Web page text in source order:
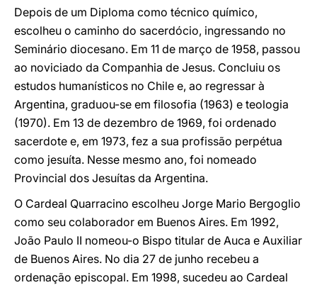
Depois de um Diploma como técnico químico,
escolheu o caminho do sacerdócio, ingressando no
Seminário diocesano. Em 11 de março de 1958, passou
ao noviciado da Companhia de Jesus. Concluiu os
estudos humanísticos no Chile e, ao regressar à
Argentina, graduou-se em filosofia (1963) e teologia
(1970). Em 13 de dezembro de 1969, foi ordenado
sacerdote e, em 1973, fez a sua profissão perpétua
como jesuíta. Nesse mesmo ano, foi nomeado
Provincial dos Jesuítas da Argentina.
O Cardeal Quarracino escolheu Jorge Mario Bergoglio
como seu colaborador em Buenos Aires. Em 1992,
João Paulo II nomeou-o Bispo titular de Auca e Auxiliar
de Buenos Aires. No dia 27 de junho recebeu a
ordenação episcopal. Em 1998, sucedeu ao Cardeal